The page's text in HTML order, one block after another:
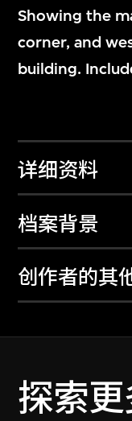
Showing the
corner, and
building.
详细资料
档案背景
创作者的其
探索更